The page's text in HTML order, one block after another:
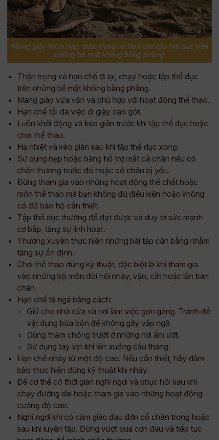
Mang giày thích hợp, thận trọng và hạn chế tập thể dục trên
những bề mặt không bằng phẳng
Thận trọng và hạn chế đi lại, chạy hoặc tập thể dục
trên những bề mặt không bằng phẳng.
Mang giày vừa vặn và phù hợp với hoạt động thể thao.
Hạn chế tối đa việc đi giày cao gót.
Luôn khởi động và kéo giãn trước khi tập thể dục hoặc
chơi thể thao.
Hạ nhiệt và kéo giãn sau khi tập thể dục xong.
Sử dụng nẹp hoặc băng hỗ trợ mắt cá chân nếu có
chấn thương trước đó hoặc cổ chân bị yếu.
Đừng tham gia vào những hoạt động thể chất hoặc
môn thể thao mà bạn không đủ điều kiện hoặc không
có đồ bảo hộ cần thiết.
Tập thể dục thường để đạt được và duy trì sức mạnh
cơ bắp, tăng sự linh hoạt.
Thường xuyên thực hiện những bài tập cân bằng nhằm
tăng sự ổn định.
Chơi thể thao đúng kỹ thuật, đặc biệt là khi tham gia
vào những bộ môn đòi hỏi nhảy, vặn, cắt hoặc lăn bàn
chân.
Hạn chế té ngã bằng cách:
Giữ cho nhà cửa và nơi làm việc gọn gàng. Tránh để
vật dụng bừa bộn để không gây vấp ngã.
Dùng thảm chống trượt ở những nơi ẩm ướt.
Sử dụng tay vịn khi lên xuống cầu thang.
Hạn chế nhảy từ một độ cao. Nếu cần thiết, hãy đảm
bảo thực hiện đúng kỹ thuật khi nhảy.
Để cơ thể có thời gian nghỉ ngơi và phục hồi sau khi
chạy đường dài hoặc tham gia vào những hoạt động
cường độ cao.
Nghỉ ngơi khi có cảm giác đau đớn cổ chân trong hoặc
sau khi luyện tập. Đừng vượt qua cơn đau và tiếp tục